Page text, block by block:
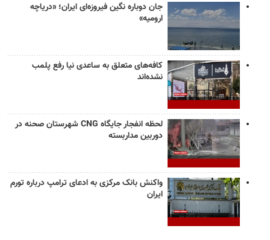
جان دوباره نگین فیروزه‌ای ایران؛ «دریاچه
ارومیه»
کافه‌های متعلق به ساعدی نیا رفع پلمب
نشده‌اند
لحظه انفجار جایگاه CNG شهرستان صحنه در
دوربین مداربسته
واکنش بانک مرکزی به ادعای ترامپ درباره تورم
ایران